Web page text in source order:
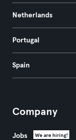
Netherlands
Portugal
Spain
Company
Jobs We are hiring!